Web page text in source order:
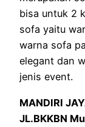
bisa untuk 2
sofa yaitu
warna sofa
elegant dan
jenis event.
MANDIRI
JL.BKKBN